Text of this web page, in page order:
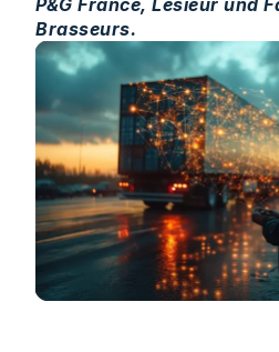
P&G France, Lesieur und
Brasseurs.